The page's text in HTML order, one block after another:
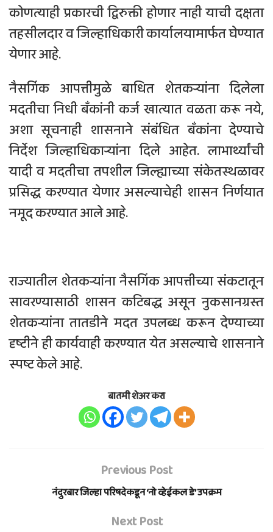
कोणत्याही प्रकारची द्विरुक्ती होणार नाही याची दक्षता
तहसीलदार व जिल्हाधिकारी कार्यालयामार्फत घेण्यात
येणार आहे.
नैसर्गिक आपत्तीमुळे बाधित शेतकऱ्यांना दिलेला
मदतीचा निधी बँकांनी कर्ज खात्यात वळता करू नये,
अशा सूचनाही शासनाने संबंधित बँकांना देण्याचे
निर्देश जिल्हाधिकाऱ्यांना दिले आहेत. लाभार्थ्यांची
यादी व मदतीचा तपशील जिल्ह्याच्या संकेतस्थळावर
प्रसिद्ध करण्यात येणार असल्याचेही शासन निर्णयात
नमूद करण्यात आले आहे.
राज्यातील शेतकऱ्यांना नैसर्गिक आपत्तीच्या संकटातून
सावरण्यासाठी शासन कटिबद्ध असून नुकसानग्रस्त
शेतकऱ्यांना तातडीने मदत उपलब्ध करून देण्याच्या
दृष्टीने ही कार्यवाही करण्यात येत असल्याचे शासनाने
स्पष्ट केले आहे.
बातमी शेअर करा
Previous Post
नंदुरबार जिल्हा परिषदेकडून ‘नो व्हेईकल डे’ उपक्रम
Next Post